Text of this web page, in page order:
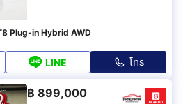
Plug-in Hybrid AWD
LINE โทร
฿ 899,000